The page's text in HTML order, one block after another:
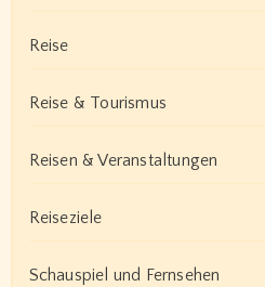
Reise
Reise & Tourismus
Reisen & Veranstaltungen
Reiseziele
Schauspiel und Fernsehen